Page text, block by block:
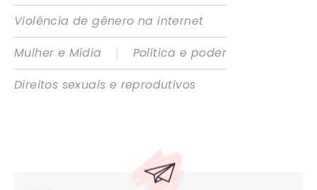
Violência de gênero na internet
Mulher e Mídia
|
Política e poder
Direitos sexuais e reprodutivos